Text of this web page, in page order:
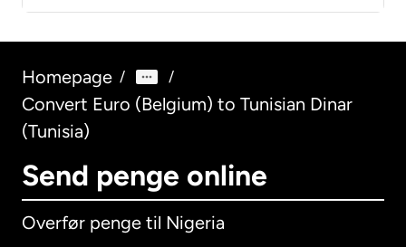
Homepage / /
Convert Euro (Belgium) to Tunisian Dinar
(Tunisia)
Send penge online
Overfør penge til Nigeria